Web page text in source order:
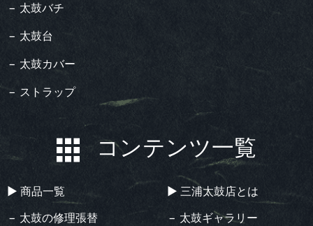
− 太鼓バチ
− 太鼓台
− 太鼓カバー
− ストラップ
コンテンツ一覧
▶︎ 商品一覧
− 太鼓の修理張替
▶︎ 三浦太鼓店とは
− 太鼓ギャラリー